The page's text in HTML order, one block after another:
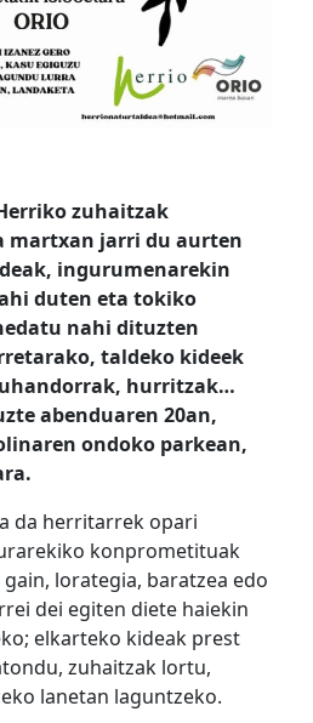
zuhaitzak
martxan jarri du aurten
ingurumenarekin
duten eta tokiko
nahi dituzten
taldeko kideek
hurritzak…
abenduaren 20an,
ondoko parkean,
da herritarrek opari
konprometituak
lorategia, baratzea edo
dei egiten diete haiekin
elkarteko kideak prest
zuhaitzak lortu,
lanetan laguntzeko.